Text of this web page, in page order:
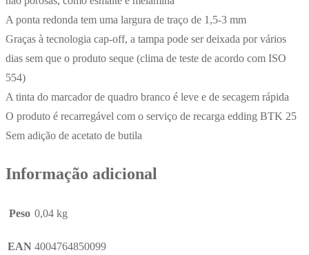
A ponta redonda tem uma largura de traço de 1,5-3 mm
Graças à tecnologia cap-off, a tampa pode ser deixada por vários
dias sem que o produto seque (clima de teste de acordo com ISO
554)
A tinta do marcador de quadro branco é leve e de secagem rápida
O produto é recarregável com o serviço de recarga edding BTK 25
Sem adição de acetato de butila
Informação adicional
Peso 0,04 kg
EAN 4004764850099